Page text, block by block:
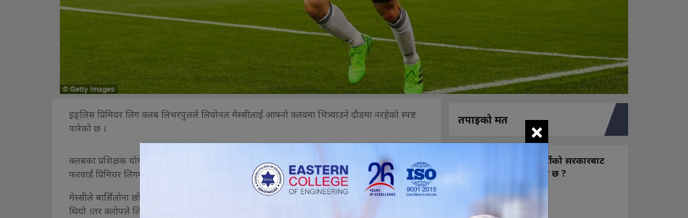
इङ्लिस प्रिमियर लिग क्लब लिभरपुलले लियोनल मेस्सीलाई आफ्नो क्लवमा भित्र्याउने दौडमा नरहेको स्पष्ट
पारेको छ ।
क्लबका प्रशिक्षक योर्गेन क्लोपले मेस्सी अनुबन्धको दौडमा आफुहरु नरहेको प्रष्ट पारे ।उनले अर्जेन्टिनी
फरवार्ड प्रिमियर लिगमा आउनु सुखद हुने बताए ।
मेस्सीले बार्सिलोना छोड्ने निर्णय गरेपछि विभिन्न क्लबले उनलाई लैजाने होड चलेको समाचार बाहिरिएको
थियो ।तर क्लोपले लिभरपुलले मेस्सी अनुबन्धन गर्ने कुनै सम्भावना नरहेको बताएका छन् । गत सिजन
तपाइको मत
नयाँ बन्ने राष्ट्रिय स्वतन्त्र पार्टीको सरकारबाट
कस्तो अपेक्षा राख्नुभएको छ ?
निक्कै आशावादी छौ
खोइ, खासै आशा छैन
×